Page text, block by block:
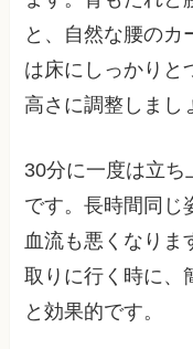
と、自然な腰のカ
は床にしっかりと
高さに調整しまし
30分に一度は立ち
です。長時間同じ
血流も悪くなりま
取りに行く時に、
と効果的です。